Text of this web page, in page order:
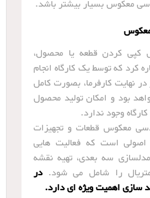
معکوس بسیار بیشتر باشد.
کپی کردن قطعه یا محصول،
کرد که توسط یک کارگاه انجام
نهایت کارفرما، بصورت کامل
بود و امکان تولید محصول
وجود ندارد.
معکوس قطعات و تجهیزات
اصولی است که فعالیت هایی
مدلسازی سه بعدی، تهیه نقشه
را شامل می شود. در
اهمیت ویژه ای دارد.